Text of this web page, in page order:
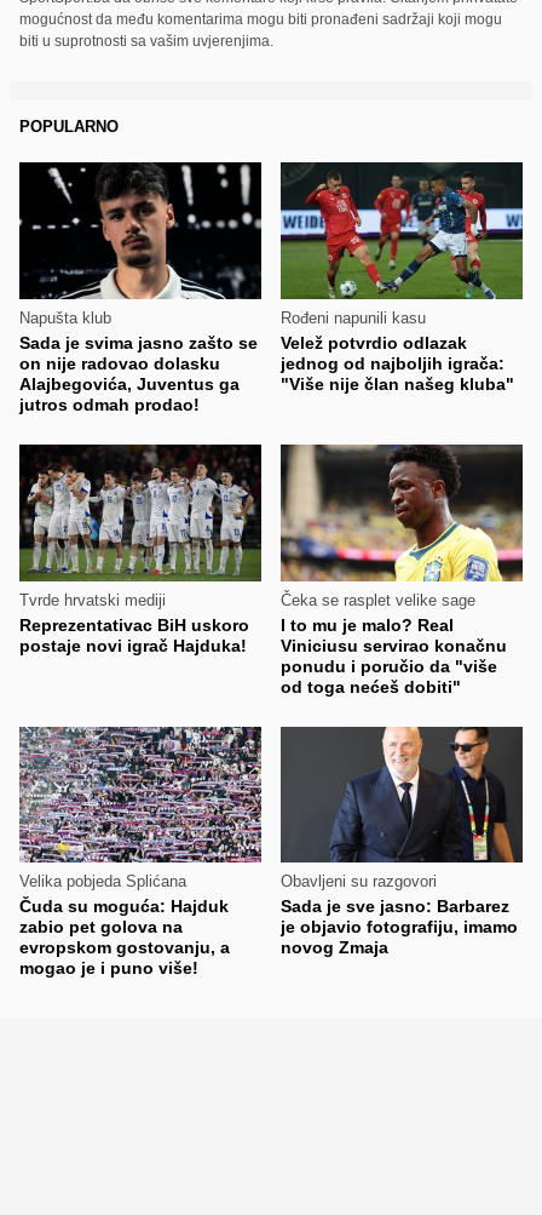
mogućnost da među komentarima mogu biti pronađeni sadržaji koji mogu
biti u suprotnosti sa vašim uvjerenjima.
POPULARNO
Napušta klub
Sada je svima jasno zašto se
on nije radovao dolasku
Alajbegovića, Juventus ga
jutros odmah prodao!
Rođeni napunili kasu
Velež potvrdio odlazak
jednog od najboljih igrača:
"Više nije član našeg kluba"
Tvrde hrvatski mediji
Reprezentativac BiH uskoro
postaje novi igrač Hajduka!
Čeka se rasplet velike sage
I to mu je malo? Real
Viniciusu servirao konačnu
ponudu i poručio da "više
od toga nećeš dobiti"
Velika pobjeda Splićana
Čuda su moguća: Hajduk
zabio pet golova na
evropskom gostovanju, a
mogao je i puno više!
Obavljeni su razgovori
Sada je sve jasno: Barbarez
je objavio fotografiju, imamo
novog Zmaja